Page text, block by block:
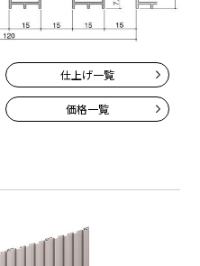
仕上げ一覧
価格一覧